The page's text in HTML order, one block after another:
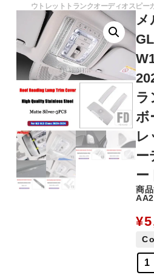
ウトレットトランクオーディオスピー
メ
ラ
ボ
レ
ー
ー
商
¥
1